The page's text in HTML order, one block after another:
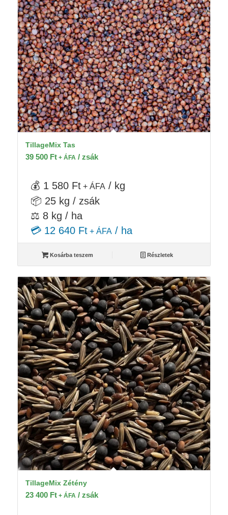
TillageMix Tas
39 500 Ft+ ÁFA / zsák
💰 1 580 Ft+ ÁFA / kg
📦 25 kg / zsák
⚖️ 8 kg / ha
💳 12 640 Ft+ ÁFA/ ha
Kosárba teszem Részletek
TillageMix Zétény
23 400 Ft+ ÁFA / zsák